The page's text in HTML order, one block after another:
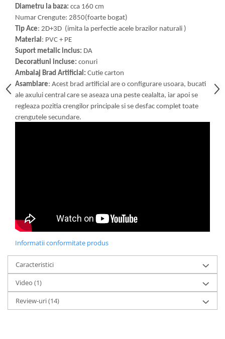
Diametru la baza: cca 160 cm
Numar Crengute: 2850(foarte bogat)
Tip Ace: 2D+3D (imita la perfectie acele brazilor naturali )
Material: PVC + PE
Suport metalic inclus: DA
Decoratiuni incluse: conuri
Ambalaj Brad Artificial: Cutie carton
Asamblare: Acest brad artificial are o configurare usoara, bucati
ale axului central care se aseaza una peste cealalta, iar apoi se
regleaza pozitia crengilor principale si se desfac complet toate
crengutele secundare.
Informatii conformitate produs
Caracteristici
Video (1)
Review-uri(14)